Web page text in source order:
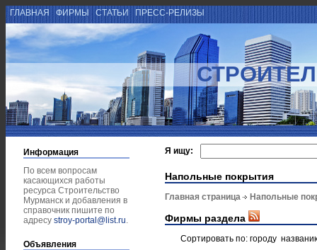
ГЛАВНАЯ ФИРМЫ СТАТЬИ ПРЕСС-РЕЛИЗЫ
Информация
По всем вопросам
касающихся работы
ресурса Строительство
Мурманск и добавления в
справочник пишите по
адресу stroy-portal@list.ru.
Объявления
Я ищу:
Напольные покрытия
Главная страница Напольные
Фирмы раздела
Сортировать по: городу